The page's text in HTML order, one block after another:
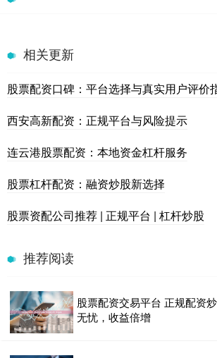
相关更新
股票配资口碑：平台选择与真实用户评价
西安高新配资：正规平台与风险提示
连云港股票配资：本地资金杠杆服务
股票杠杆配资：融资炒股新选择
股票资配公司推荐 | 正规平台 | 杠杆炒股
推荐阅读
股票配资交易平台 正规配资
无忧，收益倍增